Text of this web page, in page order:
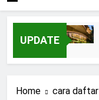
UPDATE
Home cara daftar